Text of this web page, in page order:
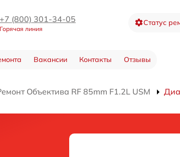
+7 (800) 301-34-05
Горячая линия
Статус
Вакансии Контакты Отзывы
Объектива RF 85mm F1.2L USM